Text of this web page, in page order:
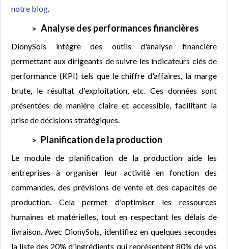
notre blog.
Analyse des performances financières
DionySols intègre des outils d'analyse financière
permettant aux dirigeants de suivre les indicateurs clés de
performance (KPI) tels que le chiffre d'affaires, la marge
brute, le résultat d'exploitation, etc. Ces données sont
présentées de manière claire et accessible, facilitant la
prise de décisions stratégiques.
Planification de la production
Le module de planification de la production aide les
entreprises à organiser leur activité en fonction des
commandes, des prévisions de vente et des capacités de
production. Cela permet d'optimiser les ressources
humaines et matérielles, tout en respectant les délais de
livraison. Avec DionySols, identifiez en quelques secondes
la liste des 20% d'ingrédients qui représentent 80% de vos